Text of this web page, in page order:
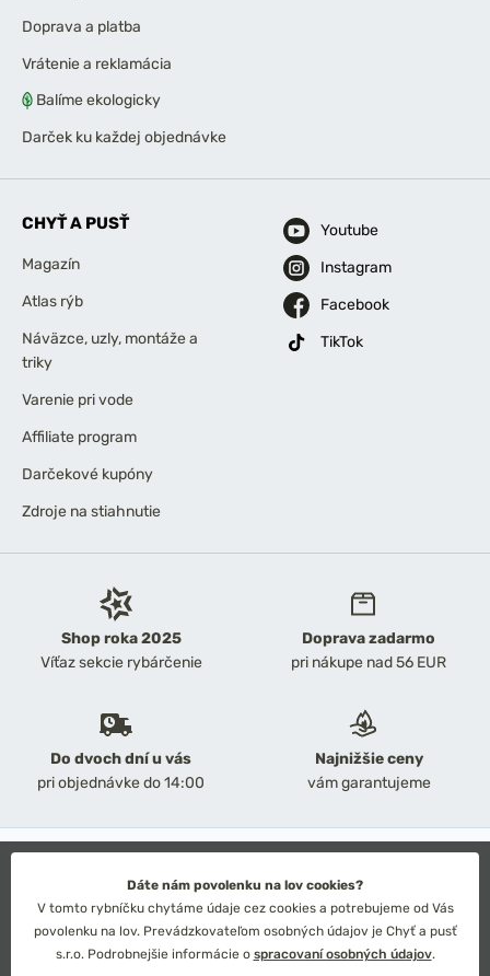
Shop roka 2025
Víťaz sekcie rybárčenie
Doprava zadarmo
pri nákupe nad 56 EUR
Do dvoch dní u vás
pri objednávke do 14:00
Najnižšie ceny
vám garantujeme
Doprava a platba
Vrátenie a reklamácia
Balíme ekologicky
Darček ku každej objednávke
CHYŤ A PUSŤ
Magazín
Atlas rýb
Náväzce, uzly, montáže a
triky
Varenie pri vode
Affiliate program
Darčekové kupóny
Zdroje na stiahnutie
Youtube
Instagram
Facebook
TikTok
Obchodné podmienky
Ochrana osobných údajov
Technické riešenie: Simplia s.r.o.
Strategický dizajn: Petr Široký
Dáte nám povolenku na lov cookies?
V tomto rybníčku chytáme údaje cez cookies a potrebujeme od Vás
povolenku na lov. Prevádzkovateľom osobných údajov je Chyť a pusť
s.r.o. Podrobnejšie informácie o spracovaní osobných údajov.